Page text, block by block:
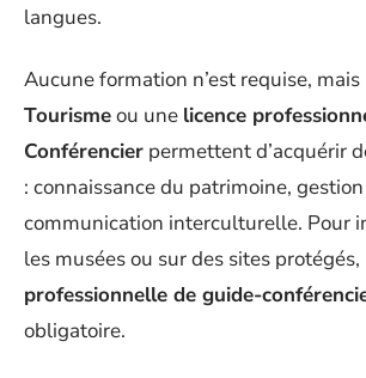
langues.
Aucune formation n’est requise, mais
Tourismeou une licence
Conférencier permettent d’acquérir
: connaissance du patrimoine,
communication interculturelle. Pour
les musées ou sur des sites protégés,
professionnelle de guide-
obligatoire.